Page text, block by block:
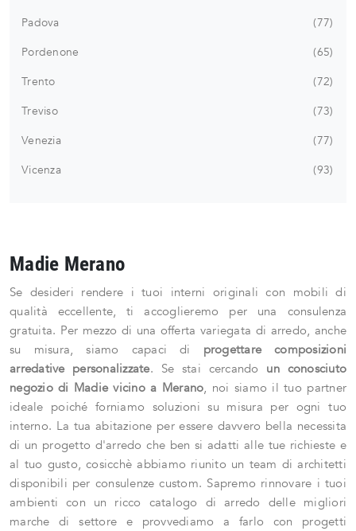
Padova
77
Pordenone
65
Trento
72
Treviso
73
Venezia
77
Vicenza
93
Madie Merano
Se desideri rendere i tuoi interni originali con mobili di
qualità eccellente, ti accoglieremo per una consulenza
gratuita. Per mezzo di una offerta variegata di arredo, anche
su misura, siamo capaci di progettare composizioni
arredative personalizzate. Se stai cercando un conosciuto
negozio di Madie vicino a Merano, noi siamo il tuo partner
ideale poiché forniamo soluzioni su misura per ogni tuo
interno. La tua abitazione per essere davvero bella necessita
di un progetto d'arredo che ben si adatti alle tue richieste e
al tuo gusto, cosicchè abbiamo riunito un team di architetti
disponibili per consulenze custom. Sapremo rinnovare i tuoi
ambienti con un ricco catalogo di arredo delle migliori
marche di settore e provvediamo a farlo con progetti